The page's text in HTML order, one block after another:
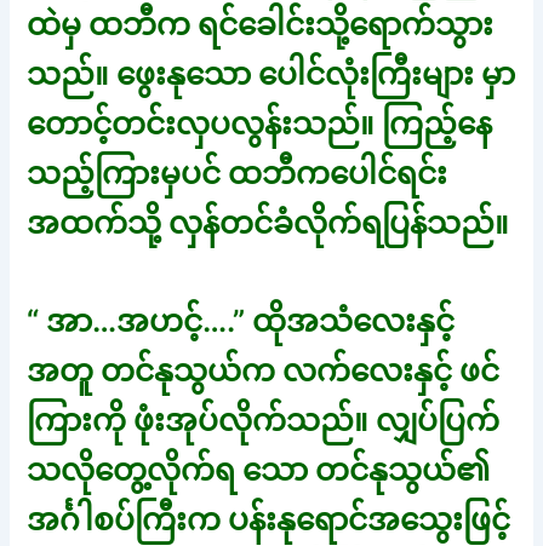
ထဲမှ ထဘီက ရင်ခေါင်းသို့ရောက်သွား
သည်။ ဖွေးနုသော ပေါင်လုံးကြီးများ မှာ
တောင့်တင်းလှပလွန်းသည်။ ကြည့်နေ
သည့်ကြားမှပင် ထဘီကပေါင်ရင်း
အထက်သို့ လှန်တင်ခံလိုက်ရပြန်သည်။
“ အာ…အဟင့်….” ထိုအသံလေးနှင့်
အတူ တင်နုသွယ်က လက်လေးနှင့် ဖင်
ကြားကို ဖုံးအုပ်လိုက်သည်။ လျှပ်ပြက်
သလိုတွေ့လိုက်ရ သော တင်နုသွယ်၏
အင်္ဂါစပ်ကြီးက ပန်းနုရောင်အသွေးဖြင့်